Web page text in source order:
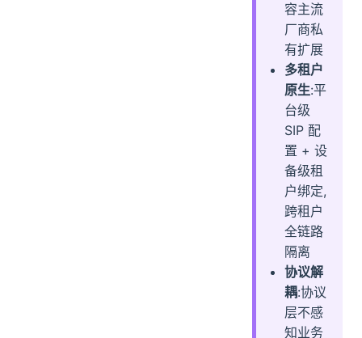
容主流
厂商私
有扩展
多租户
原生:平
台级
SIP 配
置 + 设
备级租
户绑定,
跨租户
全链路
隔离
协议解
耦:协议
层不感
知业务